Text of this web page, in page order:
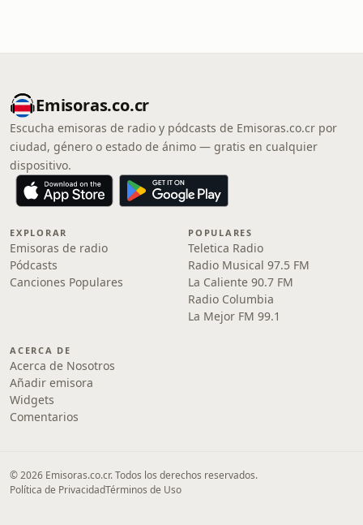
Emisoras.co.cr
Escucha emisoras de radio y pódcasts de Emisoras.co.cr por
ciudad, género o estado de ánimo — gratis en cualquier
dispositivo.
EXPLORAR
Emisoras de radio
Pódcasts
Canciones Populares
POPULARES
Teletica Radio
Radio Musical 97.5 FM
La Caliente 90.7 FM
Radio Columbia
La Mejor FM 99.1
ACERCA DE
Acerca de Nosotros
Añadir emisora
Widgets
Comentarios
© 2026 Emisoras.co.cr. Todos los derechos reservados.
Política de PrivacidadTérminos de Uso